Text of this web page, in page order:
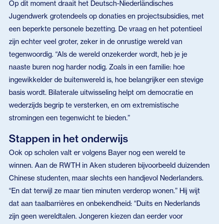
Op dit moment draait het Deutsch-Niederländisches
Jugendwerk grotendeels op donaties en projectsubsidies, met
een beperkte personele bezetting. De vraag en het potentieel
zijn echter veel groter, zeker in de onrustige wereld van
tegenwoordig. “Als de wereld onzekerder wordt, heb je je
naaste buren nog harder nodig. Zoals in een familie: hoe
ingewikkelder de buitenwereld is, hoe belangrijker een stevige
basis wordt. Bilaterale uitwisseling helpt om democratie en
wederzijds begrip te versterken, en om extremistische
stromingen een tegenwicht te bieden.”
Stappen in het onderwijs
Ook op scholen valt er volgens Bayer nog een wereld te
winnen. Aan de RWTH in Aken studeren bijvoorbeeld duizenden
Chinese studenten, maar slechts een handjevol Nederlanders.
“En dat terwijl ze maar tien minuten verderop wonen.” Hij wijt
dat aan taalbarrières en onbekendheid: “Duits en Nederlands
zijn geen wereldtalen. Jongeren kiezen dan eerder voor